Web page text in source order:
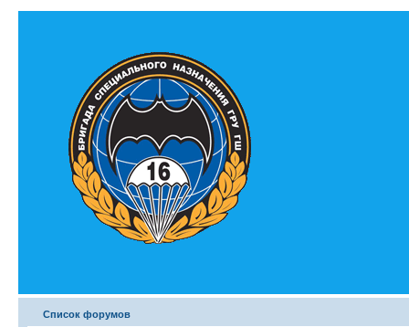
Список форумов